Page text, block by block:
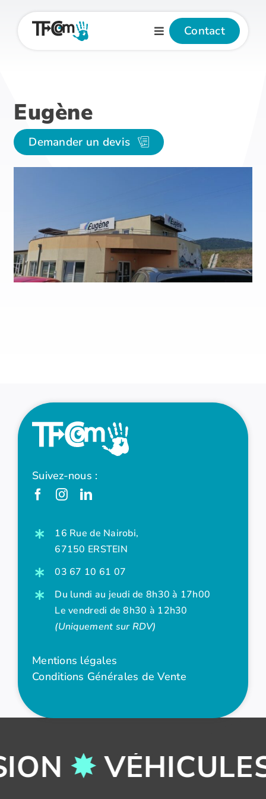
contenu
Contact
Eugène
Demander un devis
Suivez-nous :
16 Rue de Nairobi,
67150 ERSTEIN
03 67 10 61 07
Du lundi au jeudi de 8h30 à 17h00
Le vendredi de 8h30 à 12h30
(Uniquement sur RDV)
Mentions légales
Conditions Générales de Vente
✸